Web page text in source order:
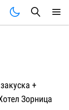
+
Зорница